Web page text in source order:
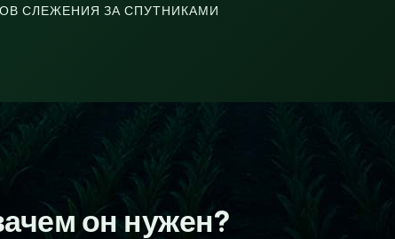
СЛЕЖЕНИЯ ЗА СПУТНИКАМИ
он нужен?